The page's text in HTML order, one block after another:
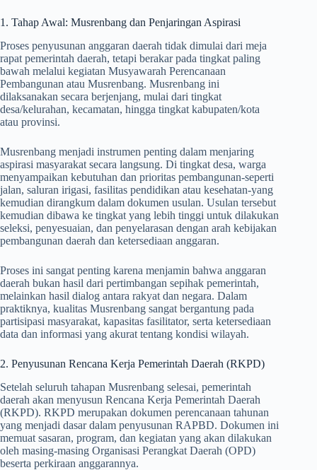
1. Tahap Awal: Musrenbang dan Penjaringan Aspirasi
Proses penyusunan anggaran daerah tidak dimulai dari meja
rapat pemerintah daerah, tetapi berakar pada tingkat paling
bawah melalui kegiatan Musyawarah Perencanaan
Pembangunan atau Musrenbang. Musrenbang ini
dilaksanakan secara berjenjang, mulai dari tingkat
desa/kelurahan, kecamatan, hingga tingkat kabupaten/kota
atau provinsi.
Musrenbang menjadi instrumen penting dalam menjaring
aspirasi masyarakat secara langsung. Di tingkat desa, warga
menyampaikan kebutuhan dan prioritas pembangunan-seperti
jalan, saluran irigasi, fasilitas pendidikan atau kesehatan-yang
kemudian dirangkum dalam dokumen usulan. Usulan tersebut
kemudian dibawa ke tingkat yang lebih tinggi untuk dilakukan
seleksi, penyesuaian, dan penyelarasan dengan arah kebijakan
pembangunan daerah dan ketersediaan anggaran.
Proses ini sangat penting karena menjamin bahwa anggaran
daerah bukan hasil dari pertimbangan sepihak pemerintah,
melainkan hasil dialog antara rakyat dan negara. Dalam
praktiknya, kualitas Musrenbang sangat bergantung pada
partisipasi masyarakat, kapasitas fasilitator, serta ketersediaan
data dan informasi yang akurat tentang kondisi wilayah.
2. Penyusunan Rencana Kerja Pemerintah Daerah (RKPD)
Setelah seluruh tahapan Musrenbang selesai, pemerintah
daerah akan menyusun Rencana Kerja Pemerintah Daerah
(RKPD). RKPD merupakan dokumen perencanaan tahunan
yang menjadi dasar dalam penyusunan RAPBD. Dokumen ini
memuat sasaran, program, dan kegiatan yang akan dilakukan
oleh masing-masing Organisasi Perangkat Daerah (OPD)
beserta perkiraan anggarannya.